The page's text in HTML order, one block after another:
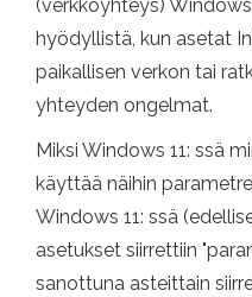
(verkkoyhteys)
hyödyllistä, kun asetat
paikallisen verkon tai
yhteyden ongelmat.
Miksi Windows 11: ssä
käyttää näihin
Windows 11: ssä
asetukset siirrettiin
sanottuna asteittain